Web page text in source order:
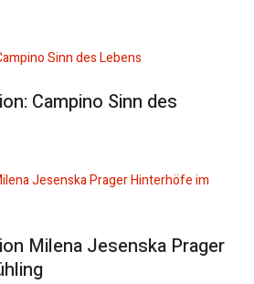
Campino Sinn des
Milena Jesenska Prager